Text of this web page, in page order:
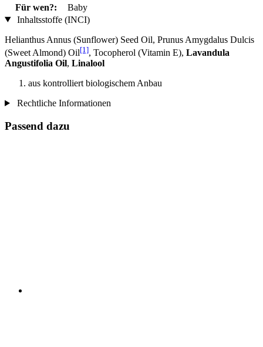
Für wen?:
Baby
Inhaltsstoffe (INCI)
Helianthus Annus (Sunflower) Seed Oil, Prunus Amygdalus Dulcis
(Sweet Almond) Oil[1], Tocopherol (Vitamin E), Lavandula
Angustifolia Oil, Linalool
aus kontrolliert biologischem Anbau
Rechtliche Informationen
Passend dazu